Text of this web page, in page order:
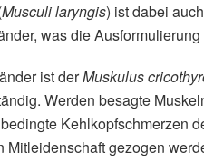
Musculi laryngis) ist dabei
was die
ist derMuskulus
Werden besagte
Kehlkopfschmerzen
gezogen